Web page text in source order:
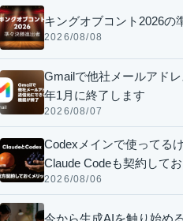
キングオブコント2026の
2026/08/08
Gmailで他社メールアド
年1月に終了します
2026/08/07
Codexメインで使ってる
Claude Codeも契約して
2026/08/06